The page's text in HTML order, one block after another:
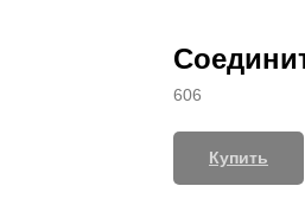
606
Купить